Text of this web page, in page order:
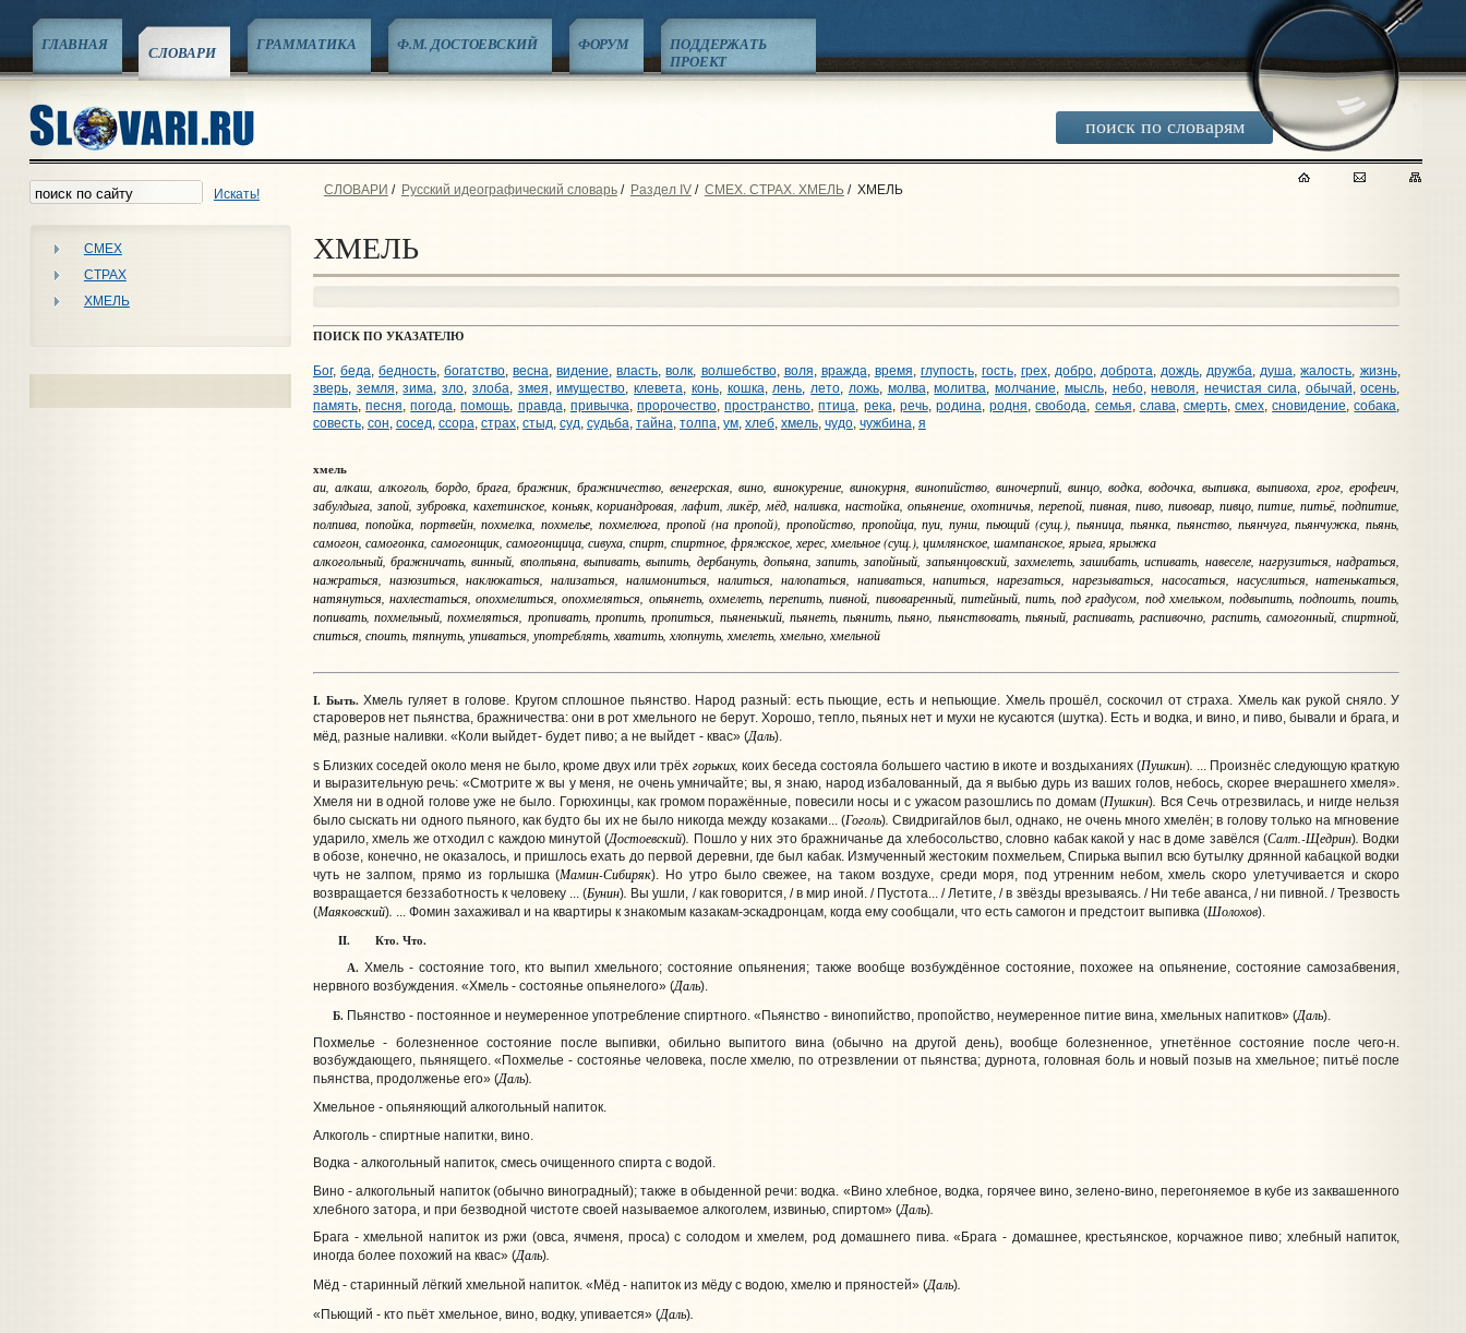
поиск по словарям
ГЛАВНАЯ СЛОВАРИ ГРАММАТИКА Ф.М. ДОСТОЕВСКИЙ ФОРУМ
ПОДДЕРЖАТЬ
ПРОЕКТ
Искать!
СМЕХ
СТРАХ
ХМЕЛЬ
СЛОВАРИ / Русский идеографический словарь/ Раздел IV/ СМЕХ. СТРАХ. ХМЕЛЬ/ ХМЕЛЬ
ХМЕЛЬ
ПОИСК ПО УКАЗАТЕЛЮ
Бог, беда,бедность,богатство,весна,видение,власть,волк, волшебство, воля, вражда, время, глупость, гость, грех,добро,доброта,дождь,дружба,душа,жалость, жизнь,
зверь, земля,зима,зло, злоба, змея,имущество,клевета, конь, кошка,лень,лето, ложь, молва,молитва,молчание, мысль, небо,неволя,нечистая сила, обычай,осень,
память,песня,погода,помощь, правда, привычка, пророчество,пространство,птица, река, речь, родина,родня,свобода, семья, слава, смерть,смех,сновидение,собака,
совесть, сон, сосед, ссора, страх, стыд, суд, судьба, тайна, толпа, ум, хлеб, хмель, чудо, чужбина, я
хмель
аи, алкаш, алкоголь, бордо, брага, бражник, бражничество, венгерская, вино, винокурение, винокурня, винопийство, виночерпий, винцо, водка, водочка, выпивка, выпивоха, грог, ерофеич,
забулдыга, запой, зубровка, кахетинское, коньяк, кориандровая, лафит, ликёр, мёд, наливка, настойка, опьянение, охотничья, перепой, пивная, пиво, пивовар, пивцо, питие, питьё, подпитие,
полпива, попойка, портвейн, похмелка, похмелье, похмелюга, пропой (на пропой), пропойство, пропойца, пуи, пунш, пьющий (сущ.), пьяница, пьянка, пьянство, пьянчуга, пьянчужка, пьянь,
самогон, самогонка, самогонщик, самогонщица, сивуха, спирт, спиртное, фряжское, херес, хмельное (сущ.), цимлянское, шампанское, ярыга, ярыжка
алкогольный, бражничать, винный, вполпьяна, выпивать, выпить, дербануть, допьяна, запить, запойный, запьянцовский, захмелеть, зашибать, испивать, навеселе, нагрузиться, надраться,
нажраться, назюзиться, наклюкаться, нализаться, налимониться, налиться, налопаться, напиваться, напиться, нарезаться, нарезываться, насосаться, насуслиться, натенькаться,
натянуться, нахлестаться, опохмелиться, опохмеляться, опьянеть, охмелеть, перепить, пивной, пивоваренный, питейный, пить, под градусом, под хмельком, подвыпить, подпоить, поить,
попивать, похмельный, похмеляться, пропивать, пропить, пропиться, пьяненький, пьянеть, пьянить, пьяно, пьянствовать, пьяный, распивать, распивочно, распить, самогонный, спиртной,
спиться, споить, тяпнуть, упиваться, употреблять, хватить, хлопнуть, хмелеть, хмельно, хмельной
I. Быть.Хмель гуляет в голове. Кругом сплошное пьянство. Народ разный: есть пьющие, есть и непьющие. Хмель прошёл, соскочил от страха. Хмель как рукой сняло. У
староверов нет пьянства, бражничества: они в рот хмельного не берут. Хорошо, тепло, пьяных нет и мухи не кусаются (шутка). Есть и водка, и вино, и пиво, бывали и брага, и
мёд, разные наливки. «Коли выйдет- будет пиво; а не выйдет - квас» (Даль).
s Близких соседей около меня не было, кроме двух или трёх горьких, коих беседа состояла большего частию в икоте и воздыханиях (Пушкин). ... Произнёс следующую краткую
и выразительную речь: «Смотрите ж вы у меня, не очень умничайте; вы, я знаю, народ избалованный, да я выбью дурь из ваших голов, небось, скорее вчерашнего хмеля».
Хмеля ни в одной голове уже не было. Горюхинцы, как громом поражённые, повесили носы и с ужасом разошлись по домам (Пушкин). Вся Сечь отрезвилась, и нигде нельзя
было сыскать ни одного пьяного, как будто бы их не было никогда между козаками... (Гоголь). Свидригайлов был, однако, не очень много хмелён; в голову только на мгновение
ударило, хмель же отходил с каждою минутой (Достоевский). Пошло у них это бражничанье да хлебосольство, словно кабак какой у нас в доме завёлся (Салт.-Щедрин). Водки
в обозе, конечно, не оказалось, и пришлось ехать до первой деревни, где был кабак. Измученный жестоким похмельем, Спирька выпил всю бутылку дрянной кабацкой водки
чуть не залпом, прямо из горлышка (Мамин-Сибиряк). Но утро было свежее, на таком воздухе, среди моря, под утренним небом, хмель скоро улетучивается и скоро
возвращается беззаботность к человеку ... (Бунин). Вы ушли, / как говорится, / в мир иной. / Пустота... / Летите, / в звёзды врезываясь. / Ни тебе аванса, / ни пивной. / Трезвость
(Маяковский). ... Фомин захаживал и на квартиры к знакомым казакам-эскадронцам, когда ему сообщали, что есть самогон и предстоит выпивка (Шолохов).
II. Кто.Что.
А.Хмель - состояние того, кто выпил хмельного; состояние опьянения; также вообще возбуждённое состояние, похожее на опьянение, состояние самозабвения,
нервного возбуждения. «Хмель - состоянье опьянелого» (Даль).
Б. Пьянство - постоянное и неумеренное употребление спиртного. «Пьянство - винопийство, пропойство, неумеренное питие вина, хмельных напитков» (Даль).
Похмелье - болезненное состояние после выпивки, обильно выпитого вина (обычно на другой день), вообще болезненное, угнетённое состояние после чего-н.
возбуждающего, пьянящего. «Похмелье - состоянье человека, после хмелю, по отрезвлении от пьянства; дурнота, головная боль и новый позыв на хмельное; питьё после
пьянства, продолженье его» (Даль).
Хмельное - опьяняющий алкогольный напиток.
Алкоголь - спиртные напитки, вино.
Водка - алкогольный напиток, смесь очищенного спирта с водой.
Вино - алкогольный напиток (обычно виноградный); также в обыденной речи: водка. «Вино хлебное, водка, горячее вино, зелено-вино, перегоняемое в кубе из заквашенного
хлебного затора, и при безводной чистоте своей называемое алкоголем, извинью, спиртом» (Даль).
Брага - хмельной напиток из ржи (овса, ячменя, проса) с солодом и хмелем, род домашнего пива. «Брага - домашнее, крестьянское, корчажное пиво; хлебный напиток,
иногда более похожий на квас» (Даль).
Мёд - старинный лёгкий хмельной напиток. «Мёд - напиток из мёду с водою, хмелю и пряностей» (Даль).
«Пьющий - кто пьёт хмельное, вино, водку, упивается» (Даль).